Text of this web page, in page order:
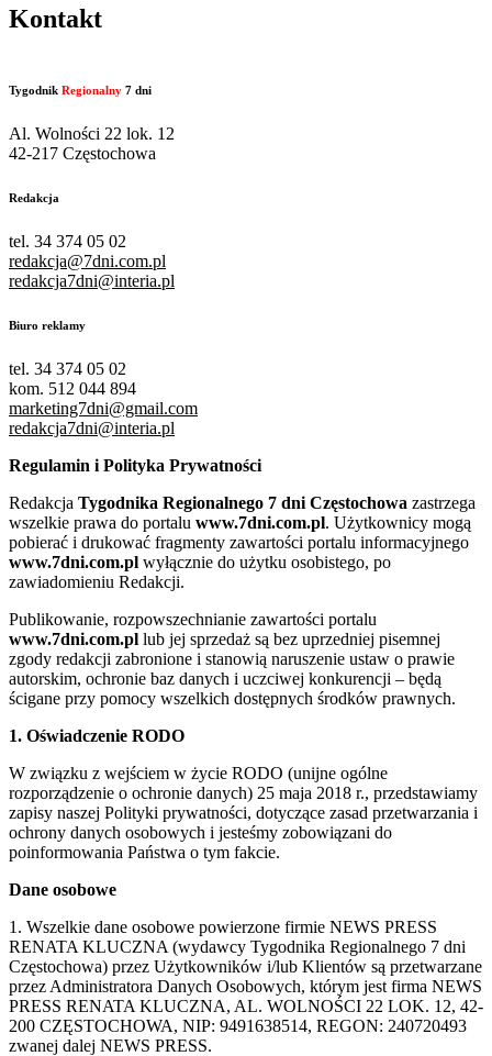
Kontakt
Tygodnik Regionalny 7 dni
Al. Wolności 22 lok. 12
42-217 Częstochowa
Redakcja
tel. 34 374 05 02
redakcja@7dni.com.pl
redakcja7dni@interia.pl
Biuro reklamy
tel. 34 374 05 02
kom. 512 044 894
marketing7dni@gmail.com
redakcja7dni@interia.pl
Regulamin i Polityka Prywatności
Redakcja Tygodnika Regionalnego 7 dni Częstochowa zastrzega
wszelkie prawa do portalu www.7dni.com.pl. Użytkownicy mogą
pobierać i drukować fragmenty zawartości portalu informacyjnego
www.7dni.com.pl wyłącznie do użytku osobistego, po
zawiadomieniu Redakcji.
Publikowanie, rozpowszechnianie zawartości portalu
www.7dni.com.pl lub jej sprzedaż są bez uprzedniej pisemnej
zgody redakcji zabronione i stanowią naruszenie ustaw o prawie
autorskim, ochronie baz danych i uczciwej konkurencji – będą
ścigane przy pomocy wszelkich dostępnych środków prawnych.
1. Oświadczenie RODO
W związku z wejściem w życie RODO (unijne ogólne
rozporządzenie o ochronie danych) 25 maja 2018 r., przedstawiamy
zapisy naszej Polityki prywatności, dotyczące zasad przetwarzania i
ochrony danych osobowych i jesteśmy zobowiązani do
poinformowania Państwa o tym fakcie.
Dane osobowe
1. Wszelkie dane osobowe powierzone firmie NEWS PRESS
RENATA KLUCZNA (wydawcy Tygodnika Regionalnego 7 dni
Częstochowa) przez Użytkowników i/lub Klientów są przetwarzane
przez Administratora Danych Osobowych, którym jest firma NEWS
PRESS RENATA KLUCZNA, AL. WOLNOŚCI 22 LOK. 12, 42-
200 CZĘSTOCHOWA, NIP: 9491638514, REGON: 240720493
zwanej dalej NEWS PRESS.